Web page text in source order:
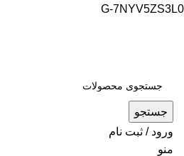
G-7NYV5ZS3L0
جستجو
ورود / ثبت نام
منو